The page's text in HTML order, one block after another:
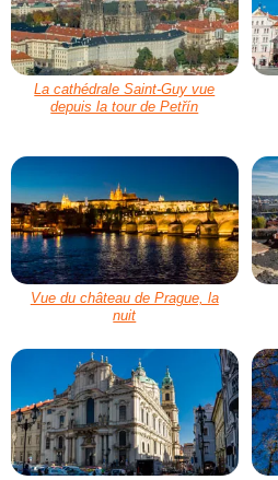
La cathédrale Saint-Guy vue
depuis la tour de Petřín
Vue du château de Prague, la
nuit